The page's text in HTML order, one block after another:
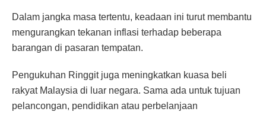
Dalam jangka masa tertentu, keadaan ini turut membantu
mengurangkan tekanan inflasi terhadap beberapa
barangan di pasaran tempatan.
Pengukuhan Ringgit juga meningkatkan kuasa beli
rakyat Malaysia di luar negara. Sama ada untuk tujuan
pelancongan, pendidikan atau perbelanjaan